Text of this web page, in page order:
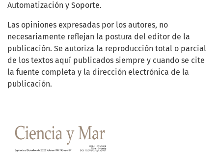
Automatización y Soporte.
Las opiniones expresadas por los autores, no
necesariamente reflejan la postura del editor de la
publicación. Se autoriza la reproducción total o parcial
de los textos aquí publicados siempre y cuando se cite
la fuente completa y la dirección electrónica de la
publicación.